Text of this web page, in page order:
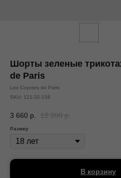
Шорты зеленые
de Paris
Les Coyotes de Paris
SKU: 121-32-158
3 660 р. 12 200 р.
Размер
В корзину